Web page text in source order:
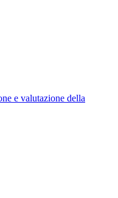
e valutazione della